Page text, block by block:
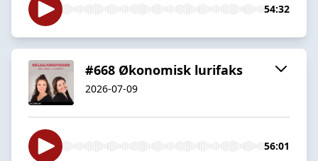
54:32
#668 Økonomisk lurifaks
2026-07-09
56:01